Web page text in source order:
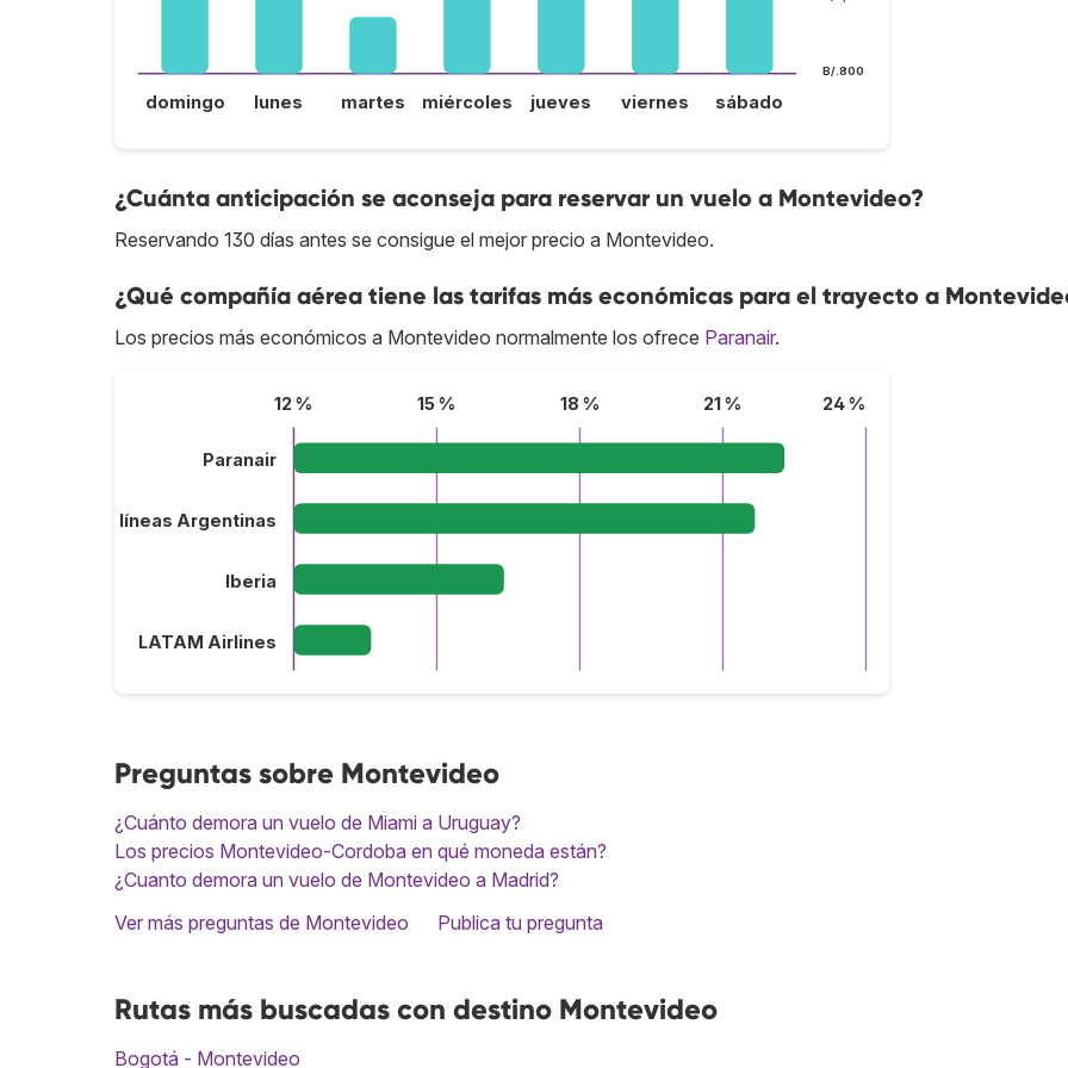
B/.800
domingo lunes martes miércoles jueves viernes sábado
¿Cuánta anticipación se aconseja para reservar un vuelo a Montevideo?
Reservando 130 días antes se consigue el mejor precio a Montevideo.
¿Qué compañía aérea tiene las tarifas más económicas para el trayecto a
Los precios más económicos a Montevideo normalmente los ofrece Paranair.
12 % 15 % 18 % 21 % 24 %
Paranair
Aerolíneas Argentinas
Iberia
LATAM Airlines
Preguntas sobre Montevideo
¿Cuánto demora un vuelo de Miami a Uruguay?
Los precios Montevideo-Cordoba en qué moneda están?
¿Cuanto demora un vuelo de Montevideo a Madrid?
Ver más preguntas de Montevideo
Publica tu pregunta
Rutas más buscadas con destino Montevideo
Bogotá - Montevideo